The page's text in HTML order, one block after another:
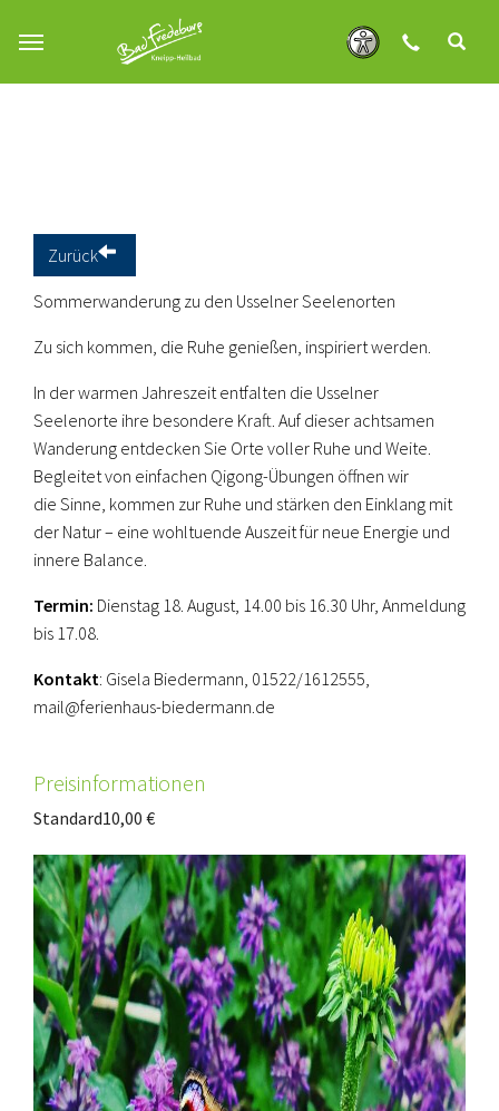
Zurück
Sommerwanderung zu den Usselner Seelenorten
Zu sich kommen, die Ruhe genießen, inspiriert werden.
In der warmen Jahreszeit entfalten die Usselner
Seelenorte ihre besondere Kraft. Auf dieser achtsamen
Wanderung entdecken Sie Orte voller Ruhe und Weite.
Begleitet von einfachen Qigong-Übungen öffnen wir
die Sinne, kommen zur Ruhe und stärken den Einklang mit
der Natur – eine wohltuende Auszeit für neue Energie und
innere Balance.
Termin: Dienstag 18. August, 14.00 bis 16.30 Uhr, Anmeldung
bis 17.08.
Kontakt: Gisela Biedermann, 01522/1612555,
mail@ferienhaus-biedermann.de
Preisinformationen
Standard10,00 €